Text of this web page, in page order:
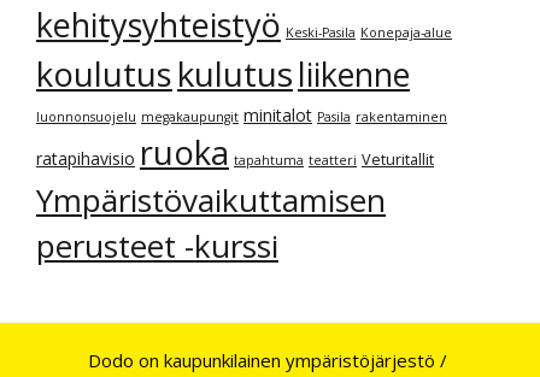
kehitysyhteistyö Keski-Pasila Konepaja-alue
koulutuskulutusliikenne
luonnonsuojelu megakaupungit minitalot Pasila rakentaminen
ratapihavisio ruoka tapahtuma teatteri Veturitallit
Ympäristövaikuttamisen
perusteet -kurssi
Dodo on kaupunkilainen ympäristöjärjestö /